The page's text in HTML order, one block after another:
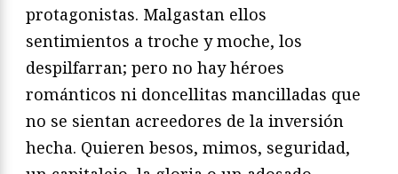
protagonistas. Malgastan ellos
sentimientos a troche y moche, los
despilfarran; pero no hay héroes
románticos ni doncellitas mancilladas que
no se sientan acreedores de la inversión
hecha. Quieren besos, mimos, seguridad,